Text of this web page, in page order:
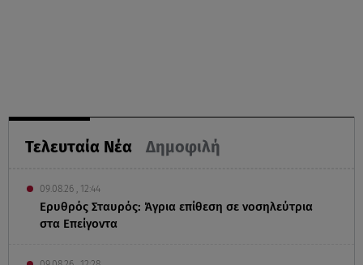
Τελευταία Νέα Δημοφιλή
09.08.26 , 12:44
Ερυθρός Σταυρός: Άγρια επίθεση σε νοσηλεύτρια
στα Επείγοντα